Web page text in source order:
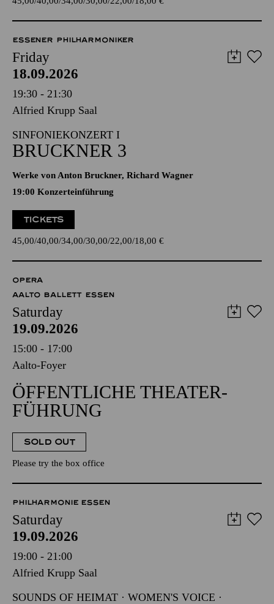
ESSENER PHILHARMONIKER
Friday
18.09.2026
19:30 - 21:30
Alfried Krupp Saal
SINFONIEKONZERT I
BRUCKNER 3
Werke von Anton Bruckner, Richard Wagner
19:00 Konzerteinführung
TICKETS
45,00 40,00 34,00 30,00 22,00 18,00 €
OPERA
AALTO BALLETT ESSEN
Saturday
19.09.2026
15:00 - 17:00
Aalto-Foyer
ÖFFENTLICHE THEATER­
FÜHRUNG
SOLD OUT
Please try the box office
PHILHARMONIE ESSEN
Saturday
19.09.2026
19:00 - 21:00
Alfried Krupp Saal
SOUNDS OF HEIMAT · WOMEN'S VOICE ·